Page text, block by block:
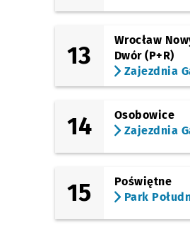
13
Wrocław
Dwór (P+R)
Zajezdnia
14
Osobowice
Zajezdnia
15
Poświętne
Park